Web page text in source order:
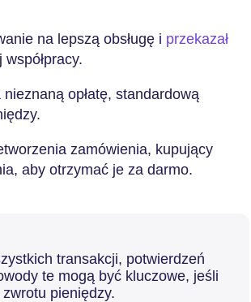
na lepszą obsługę i przekazał
opłatę, standardową
zamówienia, kupujący
aby otrzymać je za darmo.
transakcji, potwierdzeń
te mogą być kluczowe, jeśli
pieniędzy.